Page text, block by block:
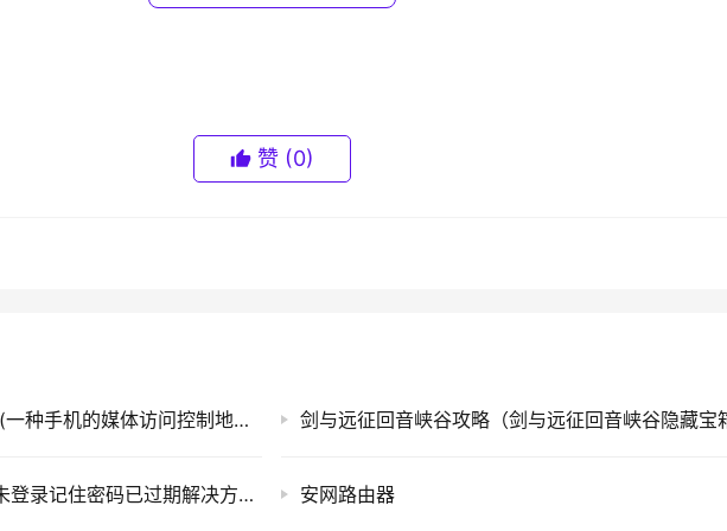
赞 (0)
手机MAC地址查询方法(一种手机的媒体访问控制地址查询方法)
Windows7用户长时间未登录记住密码已过期解决方法(图) 安网路由器